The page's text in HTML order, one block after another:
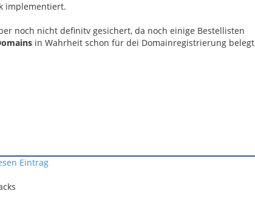
implementiert.
noch nicht definitv gesichert, da noch einige Bestellisten
in Wahrheit schon für dei Domainregistrierung belegt
Eintrag